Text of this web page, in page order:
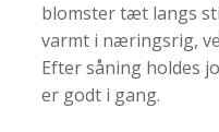
blomster tæt langs
varmt i næringsrig,
Efter såning holdes
er godt i gang.